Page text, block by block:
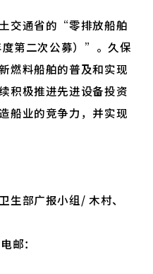
交通省的“零排放船舶
第二次公募）”。久保
燃料船舶的普及和实现
积极推进先进设备投资
船业的竞争力，并实现
部广报小组/ 木村、
邮：